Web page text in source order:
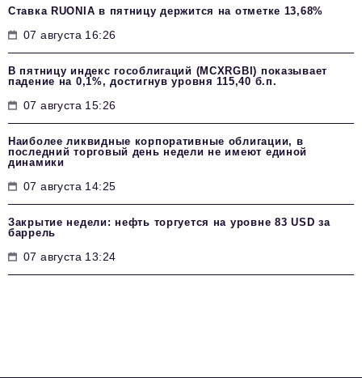
Ставка RUONIA в пятницу держится на отметке 13,68%
07 августа 16:26
В пятницу индекс гособлигаций (MCXRGBI) показывает
падение на 0,1%, достигнув уровня 115,40 б.п.
07 августа 15:26
Наиболее ликвидные корпоративные облигации, в
последний торговый день недели не имеют единой
динамики
07 августа 14:25
Закрытие недели: нефть торгуется на уровне 83 USD за
баррель
07 августа 13:24